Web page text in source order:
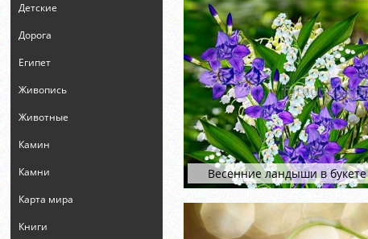
Детские
Дорога
Египет
Живопись
Животные
Камин
Камни
Карта мира
Книги
Весенние ландыши в букете